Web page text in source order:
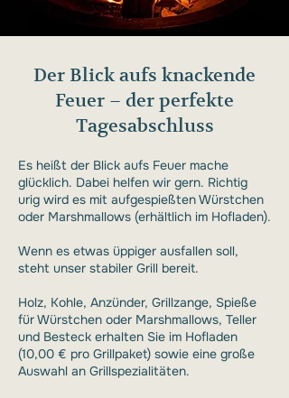
Der Blick aufs knackende
Feuer – der perfekte
Tagesabschluss
Es heißt der Blick aufs Feuer mache
glücklich. Dabei helfen wir gern. Richtig
urig wird es mit aufgespießten Würstchen
oder Marshmallows (erhältlich im Hofladen).
Wenn es etwas üppiger ausfallen soll,
steht unser stabiler Grill bereit.
Holz, Kohle, Anzünder, Grillzange, Spieße
für Würstchen oder Marshmallows, Teller
und Besteck erhalten Sie im Hofladen
(10,00 € pro Grillpaket) sowie eine große
Auswahl an Grillspezialitäten.